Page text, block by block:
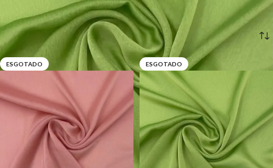
e suavidade, do que o chiffon normal.
Início Chiffon Riscado
ESGOTADO ESGOTADO